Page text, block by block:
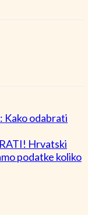
Kako odabrati
Hrvatski
podatke koliko